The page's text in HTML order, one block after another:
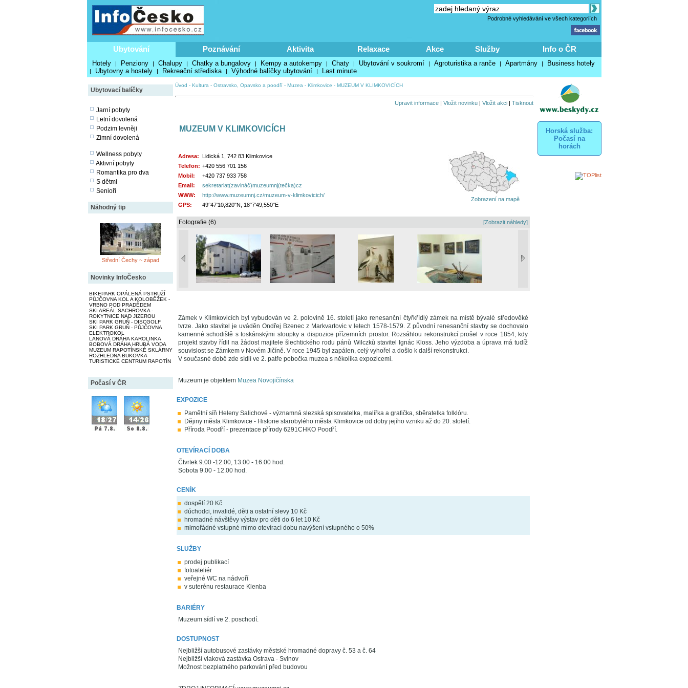
Podrobné vyhledávání ve všech kategoriích
Ubytování Poznávání Aktivita Relaxace Akce Služby Info o ČR
Hotely | Penziony | Chalupy | Chatky a bungalovy | Kempy a autokempy | Chaty | Ubytování v soukromí | Agroturistika a ranče | Apartmány | Business hotely
| Ubytovny a hostely | Rekreační střediska | Výhodné balíčky ubytování | Last minute
Ubytovací balíčky
Jarní pobyty
Letní dovolená
Podzim levněji
Zimní dovolená
Wellness pobyty
Aktivní pobyty
Romantika pro dva
S dětmi
Senioři
Náhodný tip
Střední Čechy ~ západ
Novinky InfoČesko
BIKEPARK OPÁLENÁ PSTRUŽÍ
PŮJČOVNA KOL A KOLOBĚŽEK -
VRBNO POD PRADĚDEM
SKI AREÁL SACHROVKA -
ROKYTNICE NAD JIZEROU
SKI PARK GRUŇ - DISCGOLF
SKI PARK GRUŇ - PŮJČOVNA
ELEKTROKOL
LANOVÁ DRÁHA KAROLINKA
BOBOVÁ DRÁHA HRUBÁ VODA
MUZEUM RAPOTÍNSKÉ SKLÁRNY
ROZHLEDNA BUKOVKA
TURISTICKÉ CENTRUM RAPOTÍN
Počasí v ČR
Úvod - Kultura - Ostravsko, Opavsko a poodří- Muzea - Klimkovice - MUZEUM V KLIMKOVICÍCH
Upravit informace| Vložit novinku| Vložit akci| Tisknout
MUZEUM V KLIMKOVICÍCH
Adresa: Lidická 1, 742 83 Klimkovice
Telefon: +420 556 701 156
Mobil:
+420 737 933 758
Email:
sekretariat(zavináč)muzeumnj(tečka)cz
WWW:
http://www.muzeumnj.cz/muzeum-v-klimkovicich/
GPS:
49°47'10,820"N, 18°7'49,550"E
Zobrazení na mapě
Fotografie (6) [Zobrazit náhledy]
Zámek v Klimkovicích byl vybudován ve 2. polovině 16. století jako renesanční čtyřkřídlý zámek na místě bývalé středověké
tvrze. Jako stavitel je uváděn Ondřej Bzenec z Markvartovic v letech 1578-1579. Z původní renesanční stavby se dochovalo
kamenné schodiště s toskánskými sloupky a dispozice přízemních prostor. Rozsáhlou rekonstrukcí prošel v roce 1854, kdy
projekt stavby řídil na žádost majitele šlechtického rodu pánů Wilczků stavitel Ignác Kloss. Jeho výzdoba a úprava má tudíž
souvislost se Zámkem v Novém Jičíně. V roce 1945 byl zapálen, celý vyhořel a došlo k další rekonstrukci.
V současné době zde sídlí ve 2. patře pobočka muzea s několika expozicemi.
Muzeum je objektem Muzea Novojičínska
EXPOZICE
Pamětní síň Heleny Salichové - významná slezská spisovatelka, malířka a grafička, sběratelka folklóru.
Dějiny města Klimkovice - Historie starobylého města Klimkovice od doby jejího vzniku až do 20. století.
Příroda Poodří - prezentace přírody 6291CHKO Poodří.
OTEVÍRACÍ DOBA
Čtvrtek 9.00 -12.00, 13.00 - 16.00 hod.
Sobota 9.00 - 12.00 hod.
CENÍK
dospělí 20 Kč
důchodci, invalidé, děti a ostatní slevy 10 Kč
hromadné návštěvy výstav pro děti do 6 let 10 Kč
mimořádné vstupné mimo otevírací dobu navýšení vstupného o 50%
SLUŽBY
prodej publikací
fotoateliér
veřejné WC na nádvoří
v suterénu restaurace Klenba
BARIÉRY
Muzeum sídlí ve 2. poschodí.
DOSTUPNOST
Nejbližší autobusové zastávky městské hromadné dopravy č. 53 a č. 64
Nejbližší vlaková zastávka Ostrava - Svinov
Možnost bezplatného parkování před budovou
Horská služba:
Počasí na
horách